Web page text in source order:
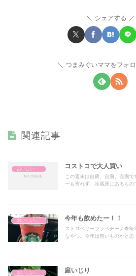
シェアする
つまみぐいママをフォ
関連記事
コストコで大人買い
この週末は自粛、自粛、自粛
ーも寄れず、冷蔵庫にあるもの
おいしいもの 今年も飲めたー！！
ストロベリーフラペチーノ🍓
なやつ。今年は無いものかと思
庭いじり